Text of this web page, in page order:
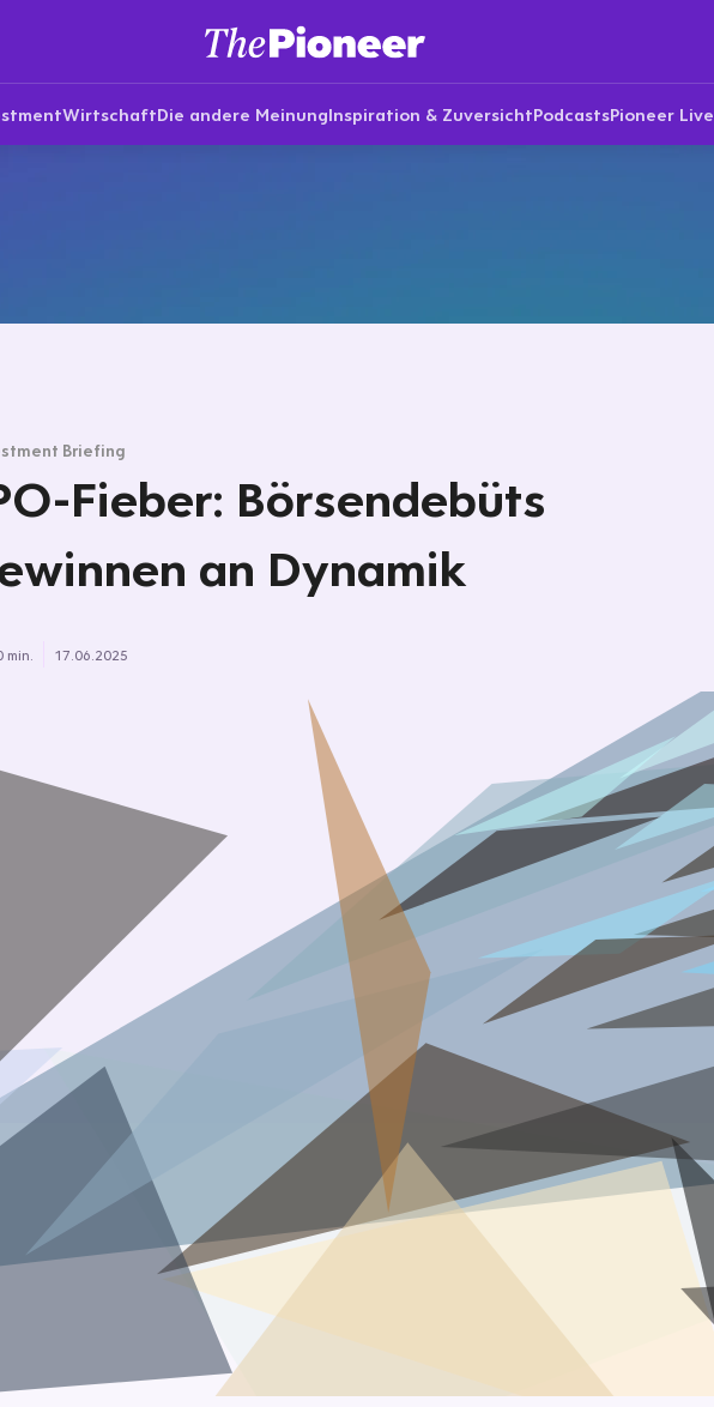
WirtschaftDie andere MeinungInspiration & ZuversichtPodcastsPioneer Live
Briefing
Fieber: Börsendebüts
an Dynamik
min. 17.06.2025